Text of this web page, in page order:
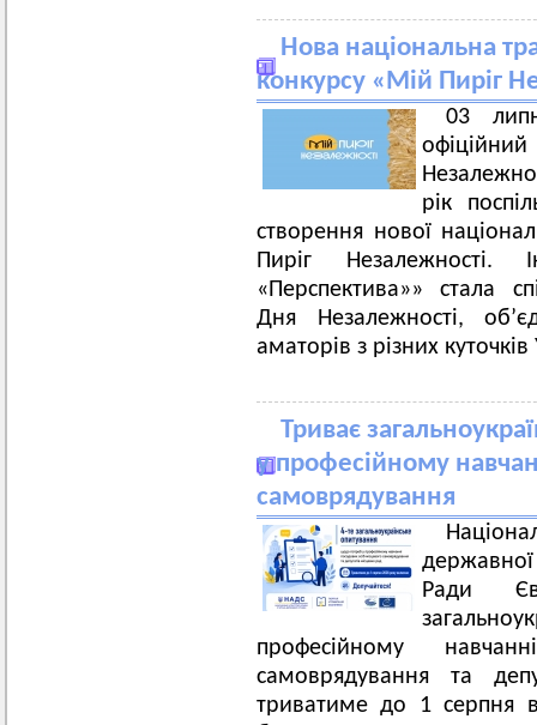
Нова національна
конкурсу «Мій Пиріг
03
офіційний
рік
створення нової
Пиріг Незалежності.
«Перспектива»» стала
Дня Незалежності,
аматорів з різних
Триває
у професійному
самоврядування
Ради
професійному
самоврядування та
триватиме до 1 серпня